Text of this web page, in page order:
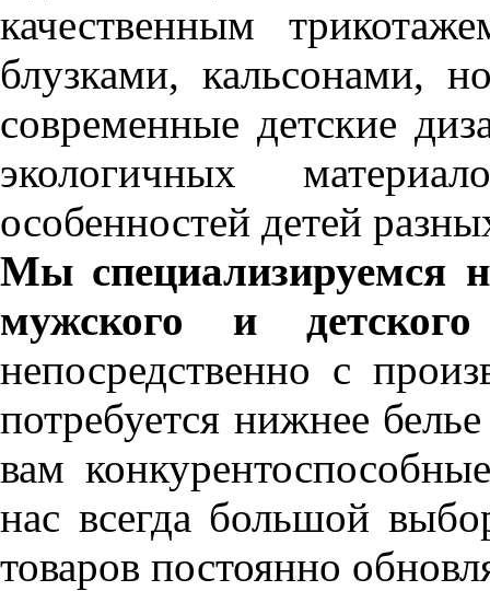
качественным
блузками, кальсонами,
современные детские
экологичных
особенностей детей
Мы специализируемся
мужского и
непосредственно с
потребуется нижнее
вам
нас всегда большой
товаров постоянно